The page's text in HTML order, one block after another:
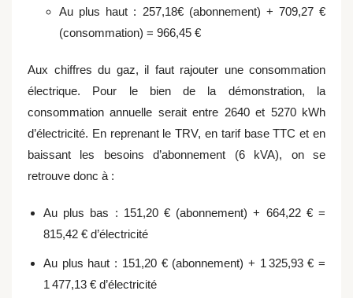
Au plus haut : 257,18€ (abonnement) + 709,27 €
(consommation) = 966,45 €
Aux chiffres du gaz, il faut rajouter une consommation
électrique. Pour le bien de la démonstration, la
consommation annuelle serait entre 2640 et 5270 kWh
d’électricité. En reprenant le TRV, en tarif base TTC et en
baissant les besoins d’abonnement (6 kVA), on se
retrouve donc à :
Au plus bas : 151,20 € (abonnement) + 664,22 €=
815,42 € d’électricité
Au plus haut : 151,20 €(abonnement) + 1 325,93 € =
1 477,13 € d’électricité